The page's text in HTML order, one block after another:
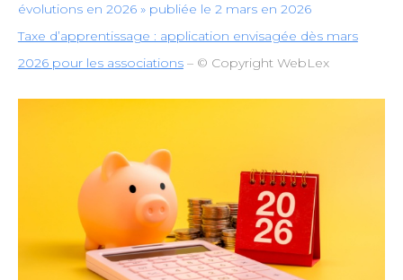
évolutions en 2026 » publiée le 2 mars en 2026
Taxe d’apprentissage : application envisagée dès mars
2026 pour les associations– © Copyright WebLex